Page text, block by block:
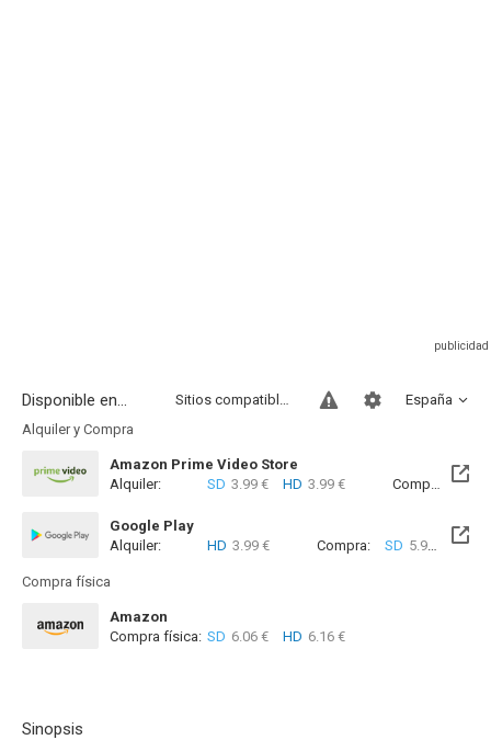
Disponible en... España
Sitios compatibles
Alquiler y Compra
Amazon Prime Video Store
Alquiler:
SD 3.99 € HD 3.99 € Compra: SD
Google Play
Alquiler:
HD 3.99 € Compra: SD 5.99 € HD
Compra física
Amazon
Compra física: SD 6.06 € HD 6.16 €
Sinopsis